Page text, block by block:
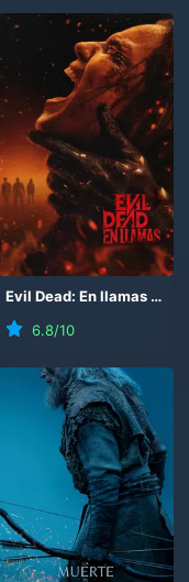
Evil Dead: En llamas (2026
6.8/10